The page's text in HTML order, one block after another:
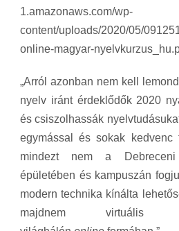
1.amazonaws.com/wp-
content/uploads/2020/05/
online-magyar-
„Arról azonban nem kell
nyelv iránt érdeklődők 2020
és csiszolhassák
egymással és sokak kedvenc
mindezt nem a Debreceni
épületében és kampuszán
modern technika kínálta
majdnem virtuális